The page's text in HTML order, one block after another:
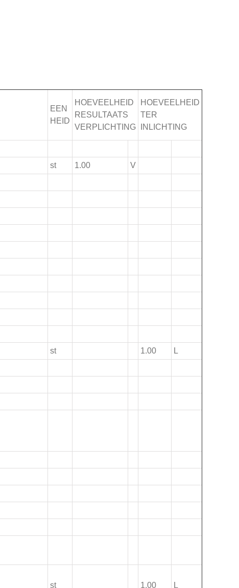
EEN
HEID
HOEVEELHEID
RESULTAATS
VERPLICHTING
HOEVEELHEID
TER
INLICHTING
st 1.00
V
st 1.00
L
st 1.00 L